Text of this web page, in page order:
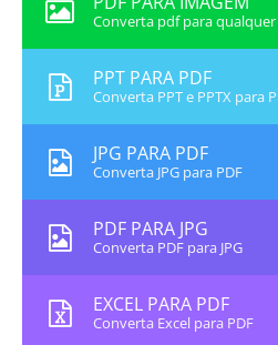
Converta pdf para
PPT PARA PDF
Converta PPT e PPTX para
JPG PARA PDF
Converta JPG para PDF
PDF PARA JPG
Converta PDF para JPG
EXCEL PARA PDF
Converta Excel para PDF